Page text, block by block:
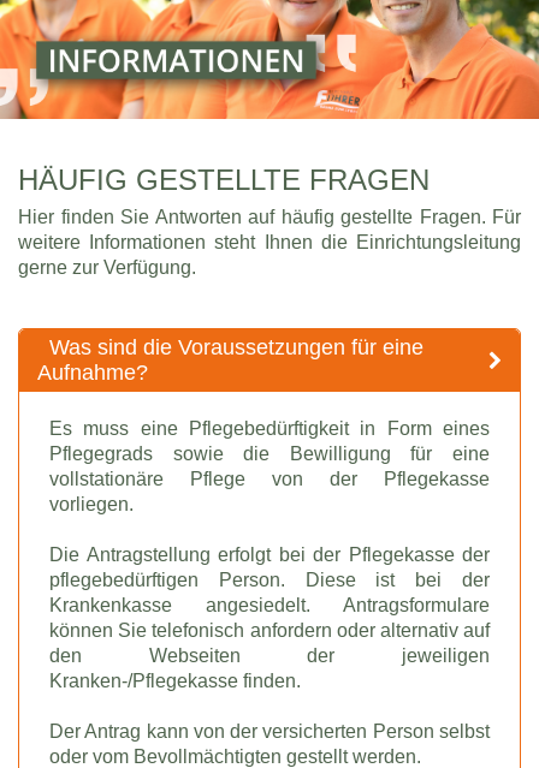
HÄUFIG GESTELLTE FRAGEN
Hier finden Sie Antworten auf häufig gestellte Fragen. Für
weitere Informationen steht Ihnen die Einrichtungsleitung
gerne zur Verfügung.
Was sind die Voraussetzungen für eine
Aufnahme?
Es muss eine Pflegebedürftigkeit in Form eines
Pflegegrads sowie die Bewilligung für eine
vollstationäre Pflege von der Pflegekasse
vorliegen.
Die Antragstellung erfolgt bei der Pflegekasse der
pflegebedürftigen Person. Diese ist bei der
Krankenkasse angesiedelt. Antragsformulare
können Sie telefonisch anfordern oder alternativ auf
den Webseiten der jeweiligen
Kranken-/Pflegekasse finden.
Der Antrag kann von der versicherten Person selbst
oder vom Bevollmächtigten gestellt werden.